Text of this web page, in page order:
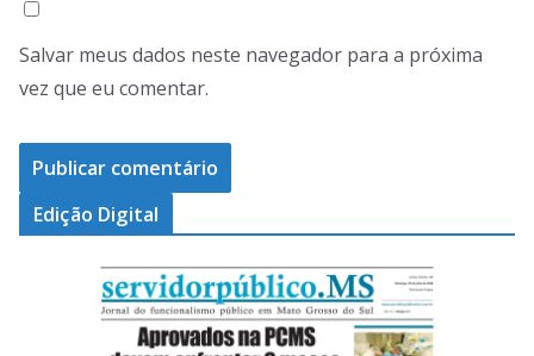
Salvar meus dados neste navegador para a próxima
vez que eu comentar.
Edição Digital